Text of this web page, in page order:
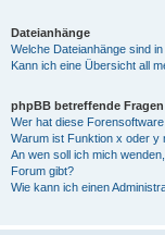
Dateianhänge
Welche Dateianhänge sind
Kann ich eine Übersicht all
phpBB betreffende Fragen
Wer hat diese
Warum ist Funktion x oder y
An wen soll ich mich
Forum gibt?
Wie kann ich einen